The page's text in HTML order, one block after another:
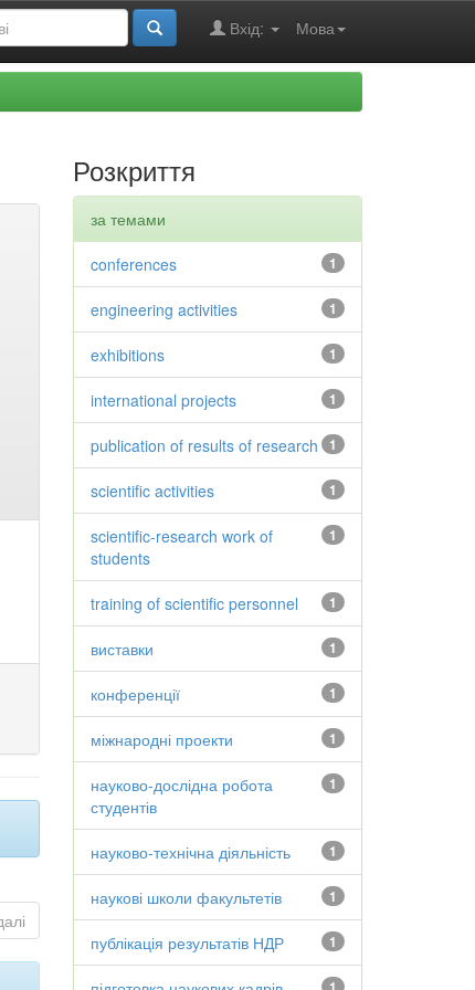
Мова
Вхід:
Розкриття
за темами
1
conferences
1
engineering activities
1
exhibitions
1
international projects
1
publication of results of research
1
scientific activities
1
scientific-research work of
students
1
training of scientific personnel
1
виставки
1
конференції
1
міжнародні проекти
1
науково-дослідна робота
студентів
1
науково-технічна діяльність
1
наукові школи факультетів
1
публікація результатів НДР